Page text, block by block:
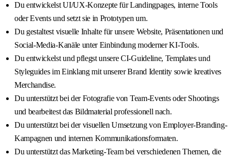
Du entwickelst UI/UX-Konzepte für Landingpages, interne Tools
oder Events und setzt sie in Prototypen um.
Du gestaltest visuelle Inhalte für unsere Website, Präsentationen und
Social-Media-Kanäle unter Einbindung moderner KI-Tools.
Du entwickelst und pflegst unsere CI-Guideline, Templates und
Styleguides im Einklang mit unserer Brand Identity sowie kreatives
Merchandise.
Du unterstützt bei der Fotografie von Team-Events oder Shootings
und bearbeitest das Bildmaterial professionell nach.
Du unterstützt bei der visuellen Umsetzung von Employer-Branding-
Kampagnen und internen Kommunikationsformaten.
Du unterstützt das Marketing-Team bei verschiedenen Themen, die